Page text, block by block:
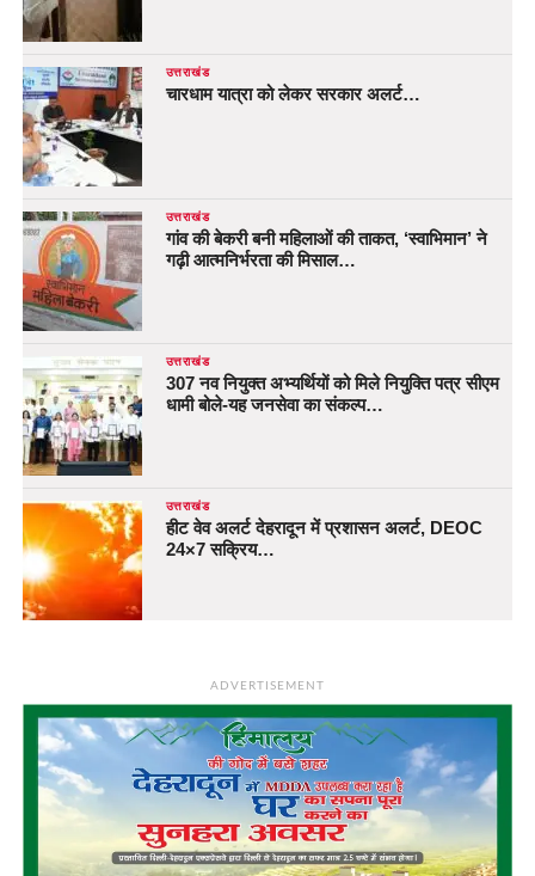
उत्तराखंड
चारधाम यात्रा को लेकर सरकार अलर्ट…
उत्तराखंड
गांव की बेकरी बनी महिलाओं की ताकत, ‘स्वाभिमान’ ने
गढ़ी आत्मनिर्भरता की मिसाल…
उत्तराखंड
307 नव नियुक्त अभ्यर्थियों को मिले नियुक्ति पत्र सीएम
धामी बोले-यह जनसेवा का संकल्प…
उत्तराखंड
हीट वेव अलर्ट देहरादून में प्रशासन अलर्ट, DEOC
24×7 सक्रिय…
ADVERTISEMENT